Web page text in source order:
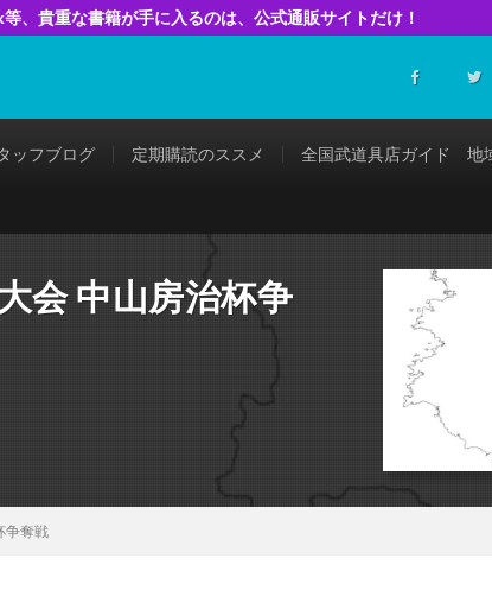
、貴重な書籍が手に入るのは、公式通販サイトだけ！
ッフブログ 定期購読のススメ 全国武道具店ガイド 地
会 中山房治杯争
争奪戦